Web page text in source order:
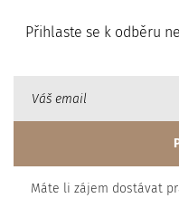
Přihlaste se k odběru
Máte li zájem dostávat